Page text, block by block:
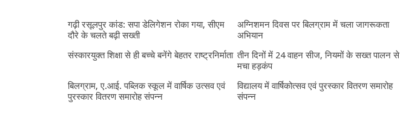
गढ़ी रसूलपुर कांड: सपा डेलिगेशन रोका गया, सीएम
दौरे के चलते बढ़ी सख्ती
अग्निशमन दिवस पर बिलग्राम में चला जागरूकता
अभियान
संस्कारयुक्त शिक्षा से ही बच्चे बनेंगे बेहतर राष्ट्रनिर्माता तीन दिनों में 24 वाहन सीज, नियमों के सख्त पालन से
मचा हड़कंप
बिलग्राम, ए.आई. पब्लिक स्कूल में वार्षिक उत्सव एवं
पुरस्कार वितरण समारोह संपन्न
विद्यालय में वार्षिकोत्सव एवं पुरस्कार वितरण समारोह
संपन्न